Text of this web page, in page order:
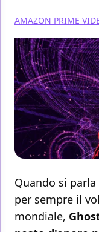
AMAZON PRIME
Quando si
per sempre il
mondiale,